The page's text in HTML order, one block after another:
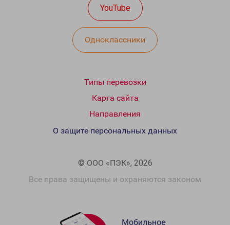
YouTube
Одноклассники
Типы перевозки
Карта сайта
Направления
© ООО «ПЭК», 2026
Все права защищены и охраняются законом
О защите персональных данных